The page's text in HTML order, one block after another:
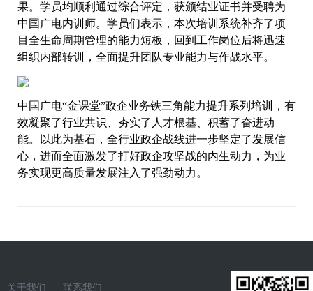
果。学员均顺利通过综合评定，获颁结业证书并受聘为
中国广电内训师。学员们表示，本次培训系统补齐了项
目全生命周期管理的能力短板，回到工作岗位后将迅速
组织内部转训，全面提升团队专业能力与作战水平。
中国广电“金课堂”政企业务铁三角能力提升系列培训，有
效凝聚了行业共识、夯实了人才根基、积蓄了奋进动
能。以此为基石，全行业政企战线进一步坚定了发展信
心，进而全面激发了打好政企攻坚战的内生动力，为业
务实现更高质量发展注入了强劲动力。
关于我们 联系我们